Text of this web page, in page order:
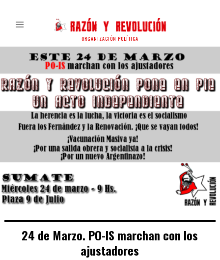
ORGANIZACIÓN POLÍTICA
24 de Marzo. PO-IS marchan con los
ajustadores